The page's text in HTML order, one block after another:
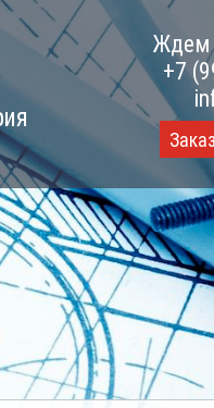
Ждем
+7